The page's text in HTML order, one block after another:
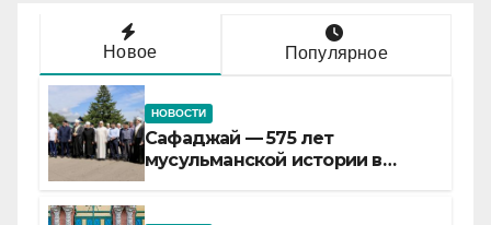
Новое Популярное
НОВОСТИ
Сафаджай — 575 лет
мусульманской истории в